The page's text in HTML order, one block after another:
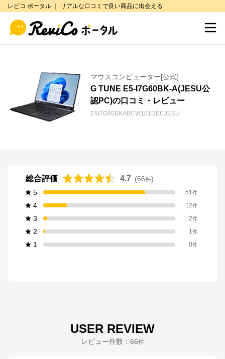
レビコ ポータル ｜ リアルな口コミで良い商品に出会える
マウスコンピューター[公式]
G TUNE E5-I7G60BK-A(JESU公
認PC)の口コミ・レビュー
E5I7G60BKABCW101DECJESU
総合評価 4.7 (66件)
5
51件
4 12件
3 2件
2 1件
1 0件
USER REVIEW
レビュー件数： 66件